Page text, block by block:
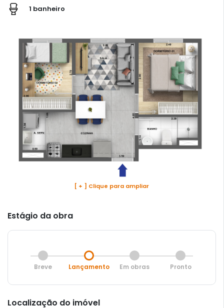
1 banheiro
[ + ] Clique para ampliar
Estágio da obra
Breve Lançamento Em obras Pronto
Localização do imóvel